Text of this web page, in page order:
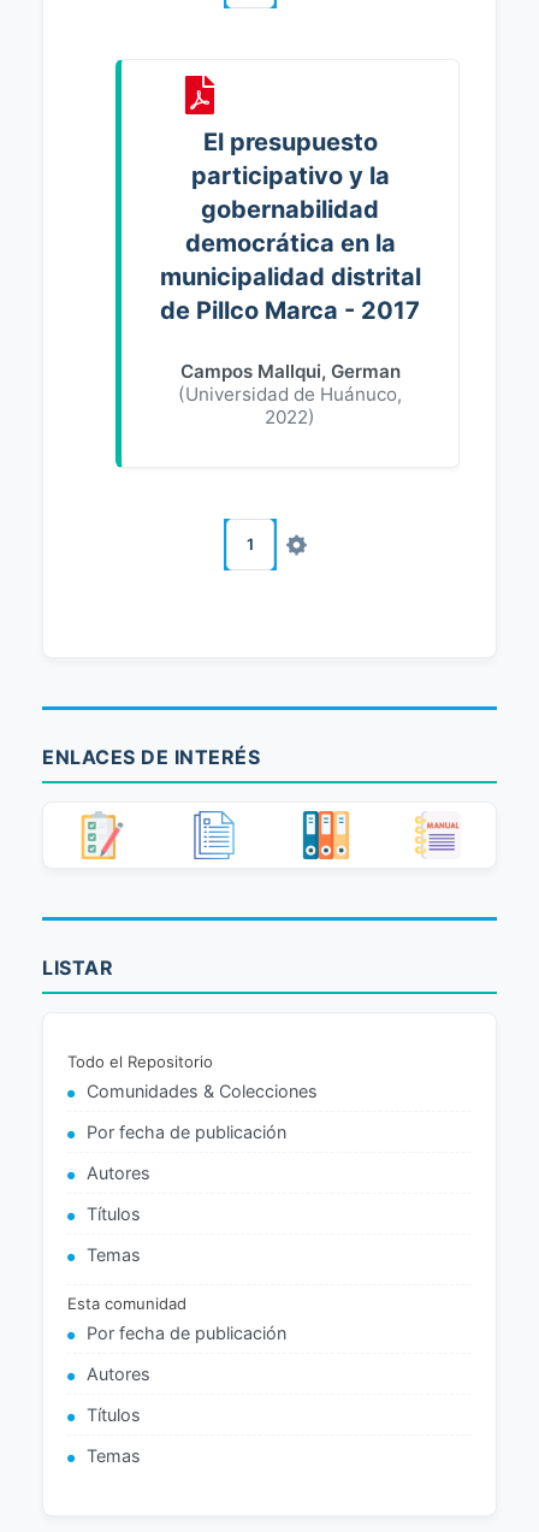
El presupuesto
participativo y la
gobernabilidad
democrática en la
municipalidad distrital
de Pillco Marca - 2017
Campos Mallqui, German
(Universidad de Huánuco,
2022)
1
ENLACES DE INTERÉS
LISTAR
Todo el Repositorio
Comunidades & Colecciones
Por fecha de publicación
Autores
Títulos
Temas
Esta comunidad
Por fecha de publicación
Autores
Títulos
Temas